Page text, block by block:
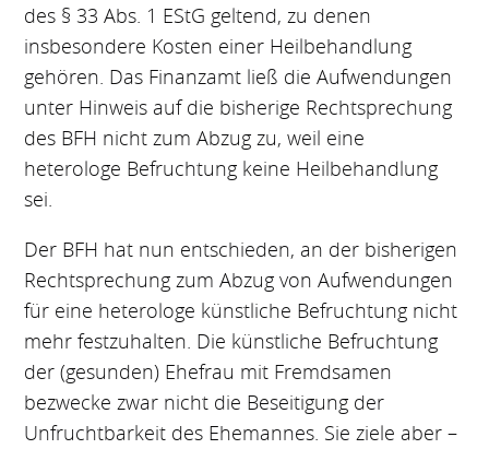
des § 33 Abs. 1 EStG geltend, zu denen
insbesondere Kosten einer Heilbehandlung
gehören. Das Finanzamt ließ die Aufwendungen
unter Hinweis auf die bisherige Rechtsprechung
des BFH nicht zum Abzug zu, weil eine
heterologe Befruchtung keine Heilbehandlung
sei.
Der BFH hat nun entschieden, an der bisherigen
Rechtsprechung zum Abzug von Aufwendungen
für eine heterologe künstliche Befruchtung nicht
mehr festzuhalten. Die künstliche Befruchtung
der (gesunden) Ehefrau mit Fremdsamen
bezwecke zwar nicht die Beseitigung der
Unfruchtbarkeit des Ehemannes. Sie ziele aber –